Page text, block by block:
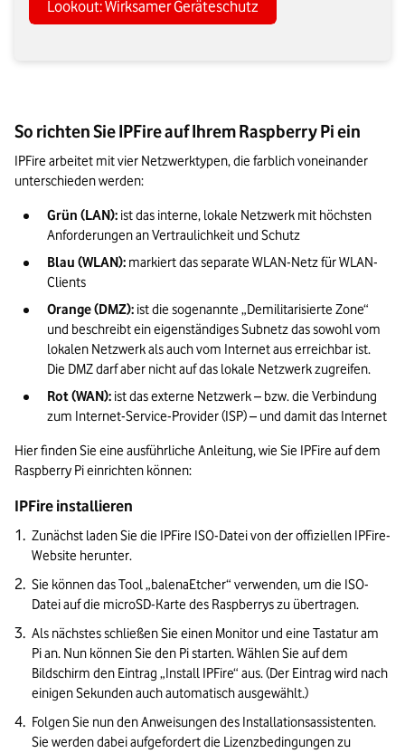
Lookout: Wirksamer Geräteschutz
So richten Sie IPFire auf Ihrem Raspberry Pi ein
IPFire arbeitet mit vier Netzwerktypen, die farblich voneinander
unterschieden werden:
Grün (LAN): ist das interne, lokale Netzwerk mit höchsten
Anforderungen an Vertraulichkeit und Schutz
Blau (WLAN): markiert das separate WLAN-Netz für WLAN-
Clients
Orange (DMZ): ist die sogenannte „Demilitarisierte Zone“
und beschreibt ein eigenständiges Subnetz das sowohl vom
lokalen Netzwerk als auch vom Internet aus erreichbar ist.
Die DMZ darf aber nicht auf das lokale Netzwerk zugreifen.
Rot (WAN): ist das externe Netzwerk – bzw. die Verbindung
zum Internet-Service-Provider (ISP) – und damit das Internet
Hier finden Sie eine ausführliche Anleitung, wie Sie IPFire auf dem
Raspberry Pi einrichten können:
IPFire installieren
Zunächst laden Sie die IPFire ISO-Datei von der offiziellen IPFire-
Website herunter.
Sie können das Tool „balenaEtcher“ verwenden, um die ISO-
Datei auf die microSD-Karte des Raspberrys zu übertragen.
Als nächstes schließen Sie einen Monitor und eine Tastatur am
Pi an. Nun können Sie den Pi starten. Wählen Sie auf dem
Bildschirm den Eintrag „Install IPFire“ aus. (Der Eintrag wird nach
einigen Sekunden auch automatisch ausgewählt.)
Folgen Sie nun den Anweisungen des Installationsassistenten.
Sie werden dabei aufgefordert die Lizenzbedingungen zu